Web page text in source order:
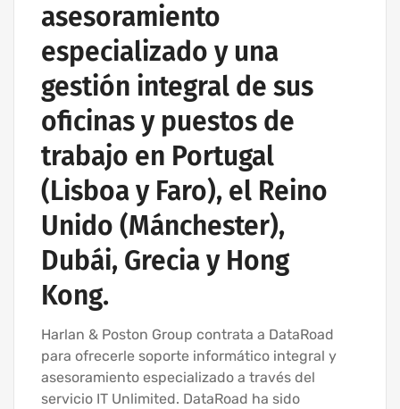
asesoramiento
especializado y una
gestión integral de sus
oficinas y puestos de
trabajo en Portugal
(Lisboa y Faro), el Reino
Unido (Mánchester),
Dubái, Grecia y Hong
Kong.
Harlan & Poston Group contrata a DataRoad
para ofrecerle soporte informático integral y
asesoramiento especializado a través del
servicio IT Unlimited. DataRoad ha sido